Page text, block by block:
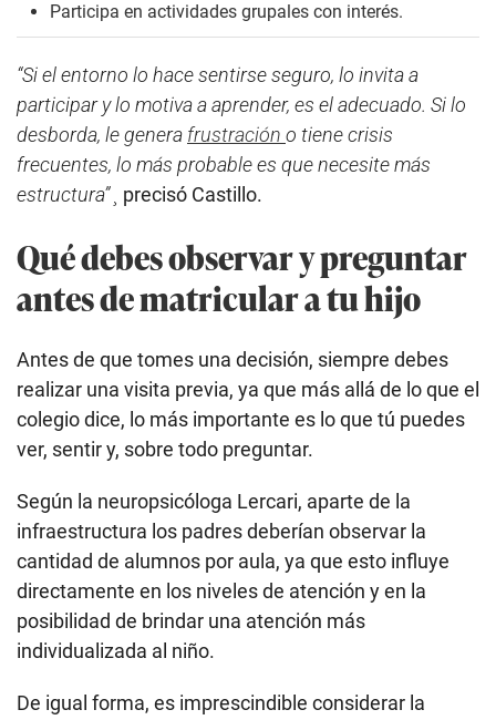
Participa en actividades grupales con interés.
“Si el entorno lo hace sentirse seguro, lo invita a
participar y lo motiva a aprender, es el adecuado. Si lo
desborda, le genera frustración o tiene crisis
frecuentes, lo más probable es que necesite más
estructura” ¸ precisó Castillo.
Qué debes observar y preguntar
antes de matricular a tu hijo
Antes de que tomes una decisión, siempre debes
realizar una visita previa, ya que más allá de lo que el
colegio dice, lo más importante es lo que tú puedes
ver, sentir y, sobre todo preguntar.
Según la neuropsicóloga Lercari, aparte de la
infraestructura los padres deberían observar la
cantidad de alumnos por aula, ya que esto influye
directamente en los niveles de atención y en la
posibilidad de brindar una atención más
individualizada al niño.
De igual forma, es imprescindible considerar la